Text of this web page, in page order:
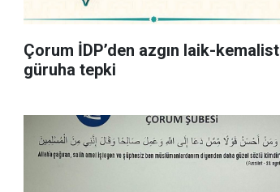
Çorum İDP’den azgın laik-kemalist
güruha tepki